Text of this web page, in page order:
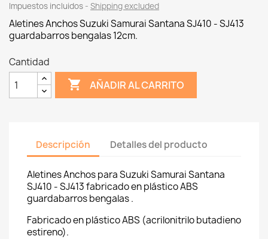
Impuestos incluidos Shipping excluded
Aletines Anchos Suzuki Samurai Santana SJ410 - SJ413
guardabarros bengalas 12cm.
Cantidad
 AÑADIR AL CARRITO
Descripción Detalles del producto
Aletines Anchos para Suzuki Samurai Santana
SJ410 - SJ413 fabricado en plástico ABS
guardabarros bengalas .
Fabricado en plástico ABS (acrilonitrilo butadieno
estireno).